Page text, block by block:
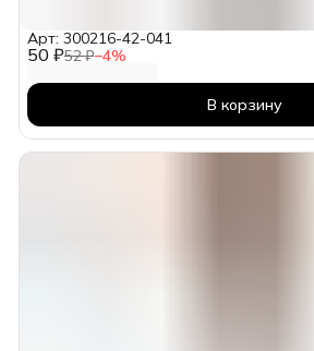
50 ₽52 ₽−4%
Арт: 300216-42-041
В корзину